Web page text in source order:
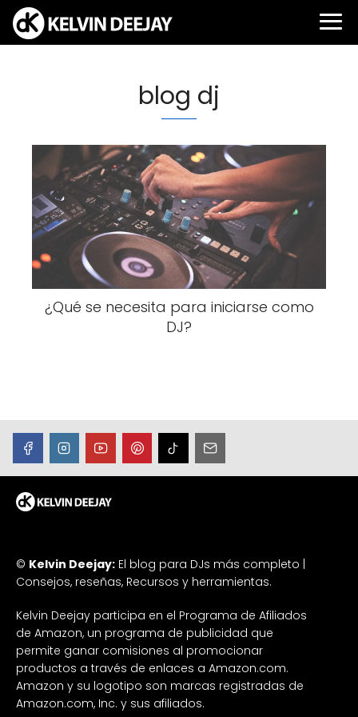
blog dj
¿Qué se necesita para iniciarse como
DJ?
© Kelvin Deejay: El blog para DJs más completo |
Consejos, reseñas, Recursos y herramientas.
Kelvin Deejay participa en el Programa de Afiliados
de Amazon, un programa de publicidad que
permite ganar comisiones al promocionar
productos a través de enlaces a Amazon.com.
Amazon y su logotipo son marcas registradas de
Amazon.com, Inc. y sus afiliados.